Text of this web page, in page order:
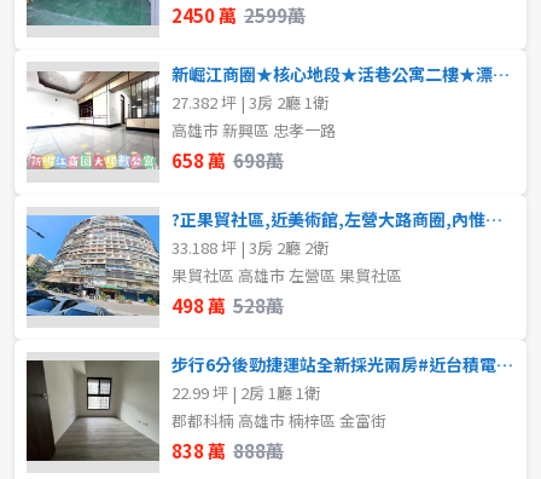
2450 萬 2599萬
新崛江商圈★核心地段★活巷公寓二樓★漂亮屋況
27.382 坪 | 3房 2廳 1衛
高雄市 新興區 忠孝一路
658 萬 698萬
?正果貿社區,近美術館,左營大路商圈,內惟車站,甚麼都在附近,生活機能佳!!
33.188 坪 | 3房 2廳 2衛
果貿社區 高雄市 左營區 果貿社區
498 萬 528萬
步行6分後勁捷運站全新採光兩房#近台積電園區
22.99 坪 | 2房 1廳 1衛
郡都科楠 高雄市 楠梓區 金富街
838 萬 888萬